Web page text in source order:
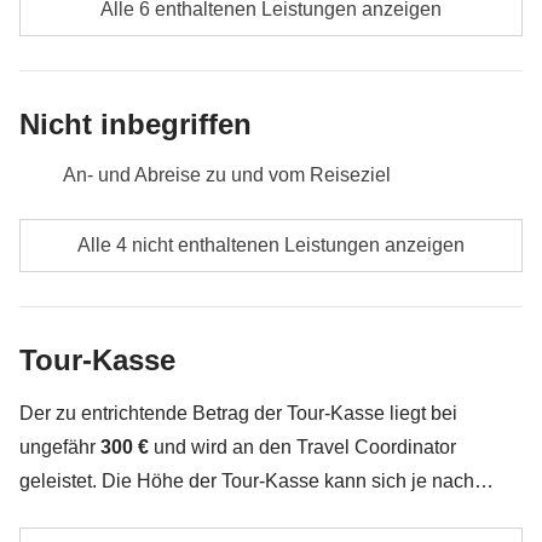
Inklusive
: Mietautos, Nationalpark-Eintritt
Alle 6 enthaltenen Leistungen anzeigen
Nicht inbegriffen
An- und Abreise zu und vom Reiseziel
Verpflegung, wenn nicht ausdrücklich angegeben
unterbringen kannst
Alles, was nicht unter „Was ist inbegriffen“ erwähnt
Alle 4 nicht enthaltenen Leistungen anzeigen
Tour-Kasse
Der zu entrichtende Betrag der Tour-Kasse liegt bei
ungefähr 300 € und wird an den Travel Coordinator
geleistet. Die Höhe der Tour-Kasse kann sich je nach